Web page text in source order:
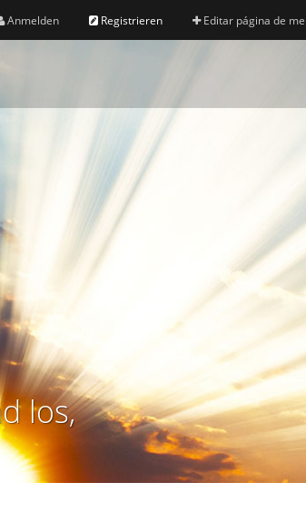
Anmelden Registrieren Editar página de
los,